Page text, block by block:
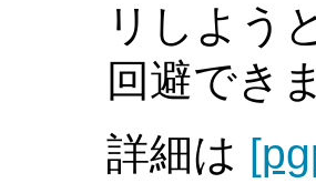
リしよう
回避でき
詳細は